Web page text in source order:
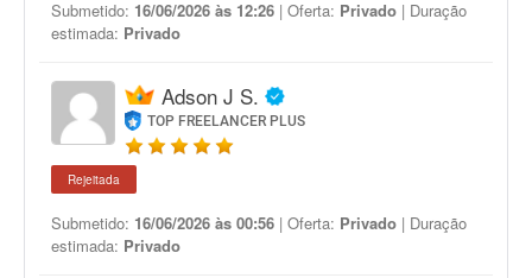
Submetido: 16/06/2026 às 12:26 | Oferta: Privado | Duração
estimada: Privado
Adson J S.
TOP FREELANCER PLUS
Rejeitada
Submetido: 16/06/2026 às 00:56 | Oferta: Privado | Duração
estimada: Privado